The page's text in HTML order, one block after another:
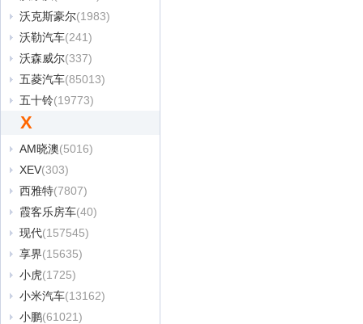
沃克斯豪尔(1983)
沃勒汽车(241)
沃森威尔(337)
五菱汽车(85013)
五十铃(19773)
X
AM晓澳(5016)
XEV(303)
西雅特(7807)
霞客乐房车(40)
现代(157545)
享界(15635)
小虎(1725)
小米汽车(13162)
小鹏(61021)